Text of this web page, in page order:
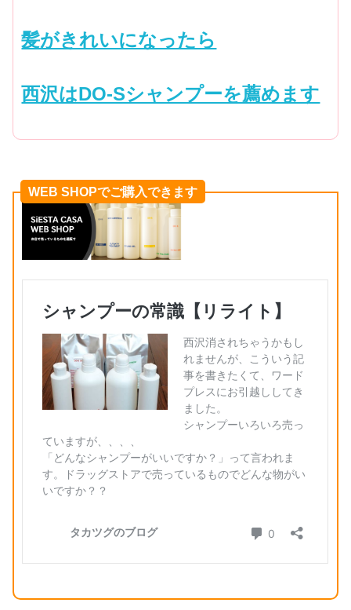
髪がきれいになったら
西沢はDO-Sシャンプーを薦めます
WEB SHOPでご購入できます